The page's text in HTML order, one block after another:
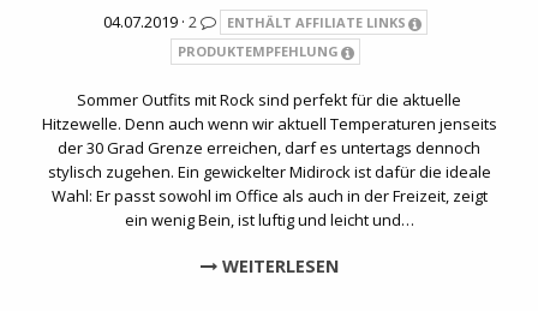
04.07.2019 · 2
ENTHÄLT AFFILIATE LINKS
PRODUKTEMPFEHLUNG
Sommer Outfits mit Rock sind perfekt für die aktuelle
Hitzewelle. Denn auch wenn wir aktuell Temperaturen jenseits
der 30 Grad Grenze erreichen, darf es untertags dennoch
stylisch zugehen. Ein gewickelter Midirock ist dafür die ideale
Wahl: Er passt sowohl im Office als auch in der Freizeit, zeigt
ein wenig Bein, ist luftig und leicht und…
WEITERLESEN